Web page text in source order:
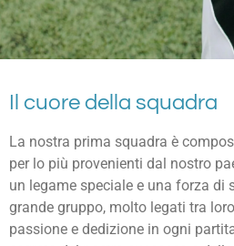
Il cuore della squadra
La nostra prima squadra è
per lo più provenienti dal nostro
un legame speciale e una forza di
grande gruppo, molto legati tra
passione e dedizione in ogni